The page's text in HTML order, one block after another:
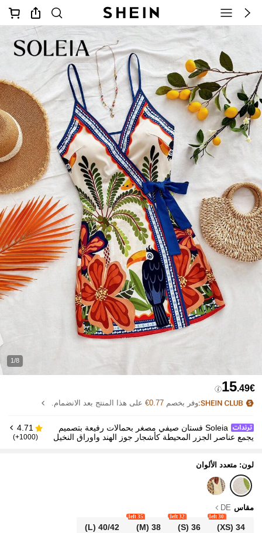
1/8
15.49€
وفر بخصم0.77€ على هذا المنتج بعد الانضمام.
Soleia فستان صيفي مصغر بحمالات رفيعة بتصميم
يجمع عناصر الجزر المحيطة كأشجار جوز الهند واوراق النخيل
4.71
(1000+)
لون: متعدد الألوان
مقاس DE
34
(XS)
30 left
36
(S)
32 left
38
(M)
35 left
40/42
(L)